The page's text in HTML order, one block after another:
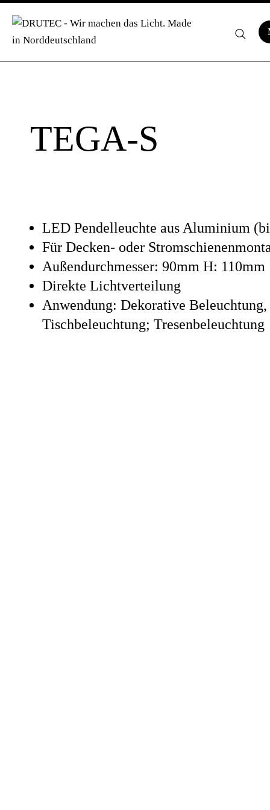
TEGA-S
LED Pendelleuchte aus Aluminium
Für Decken- oder
Außendurchmesser: 90mm H: 110mm
Direkte Lichtverteilung
Anwendung: Dekorative Beleuchtung,
Tischbeleuchtung; Tresenbeleuchtung